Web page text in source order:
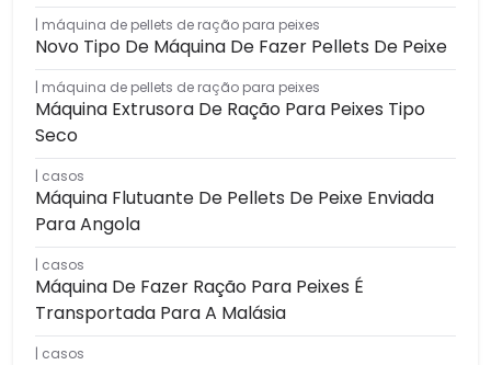
máquina de pellets de ração para peixes
Novo Tipo De Máquina De Fazer Pellets De Peixe
máquina de pellets de ração para peixes
Máquina Extrusora De Ração Para Peixes Tipo
Seco
casos
Máquina Flutuante De Pellets De Peixe Enviada
Para Angola
casos
Máquina De Fazer Ração Para Peixes É
Transportada Para A Malásia
casos